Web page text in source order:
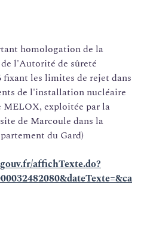
homologation de la
l'Autorité de sûreté
fixant les limites de rejet dans
de l'installation nucléaire
MELOX, exploitée par la
de Marcoule dans la
du Gard)
affichTexte.do?